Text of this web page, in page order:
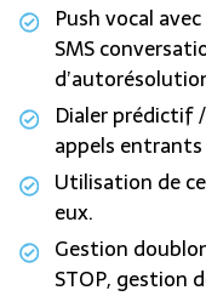
Push vocal
SMS
Dialer prédictif
appels entrants
Utilisation de
eux.
Gestion
STOP, gestion